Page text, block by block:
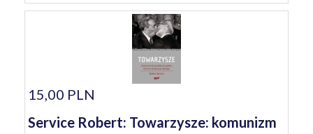
15,00 PLN
Service Robert: Towarzysze: komunizm